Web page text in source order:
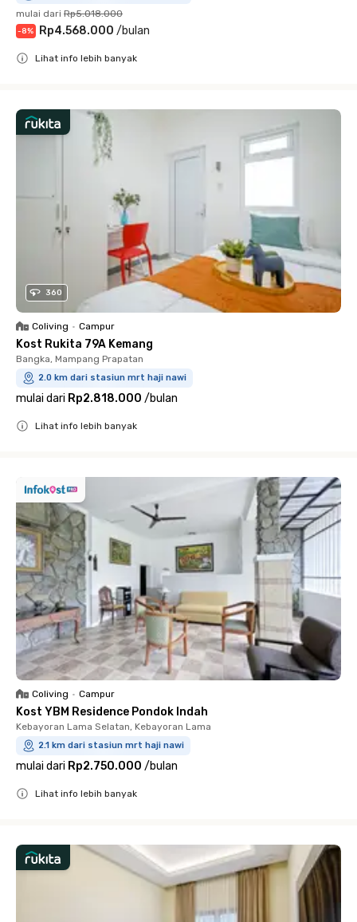
mulai dari Rp5.018.000
-8% Rp4.568.000 /bulan
Lihat info lebih banyak
360
Coliving • Campur
Kost Rukita 79A Kemang
Bangka, Mampang Prapatan
2.0 km dari stasiun mrt haji nawi
mulai dari Rp2.818.000 /bulan
Lihat info lebih banyak
Coliving • Campur
Kost YBM Residence Pondok Indah
Kebayoran Lama Selatan, Kebayoran Lama
2.1 km dari stasiun mrt haji nawi
mulai dari Rp2.750.000 /bulan
Lihat info lebih banyak